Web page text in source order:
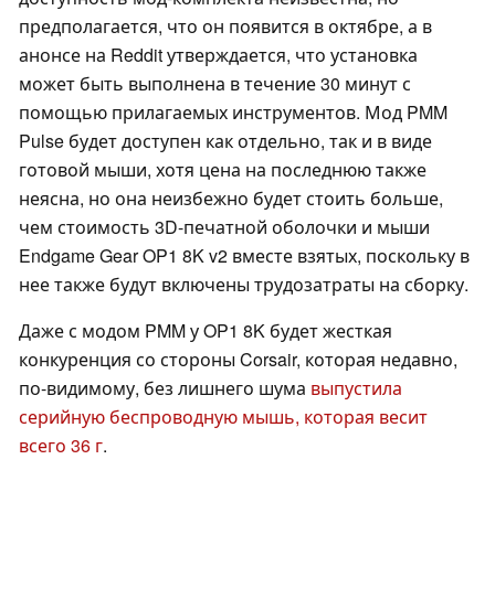
предполагается, что он появится в октябре, а в
анонсе на Reddit утверждается, что установка
может быть выполнена в течение 30 минут с
помощью прилагаемых инструментов. Мод PMM
Pulse будет доступен как отдельно, так и в виде
готовой мыши, хотя цена на последнюю также
неясна, но она неизбежно будет стоить больше,
чем стоимость 3D-печатной оболочки и мыши
Endgame Gear OP1 8K v2 вместе взятых, поскольку в
нее также будут включены трудозатраты на сборку.
Даже с модом PMM у OP1 8K будет жесткая
конкуренция со стороны Corsair, которая недавно,
по-видимому, без лишнего шума выпустила
серийную беспроводную мышь, которая весит
всего 36 г.